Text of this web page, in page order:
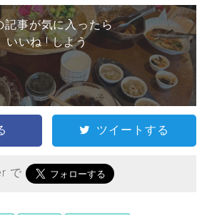
記事が気に入ったら
いいね ! しよう
ツイートする
で